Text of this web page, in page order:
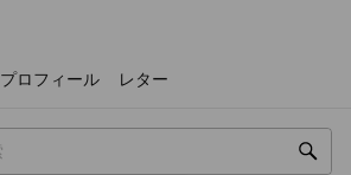
プロフィール レター